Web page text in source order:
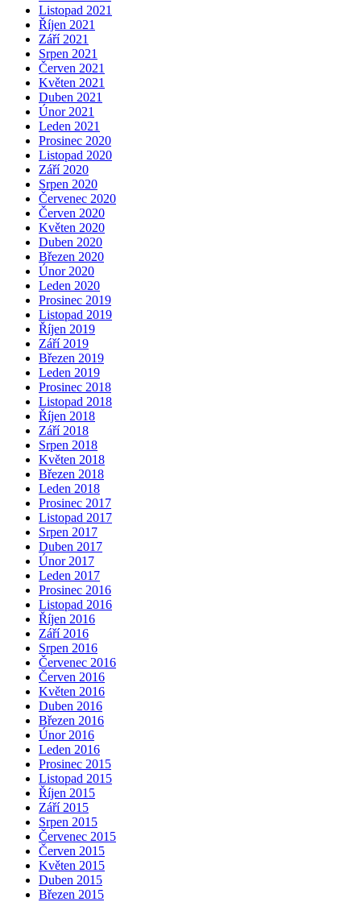
Listopad 2021
Říjen 2021
Září 2021
Srpen 2021
Červen 2021
Květen 2021
Duben 2021
Únor 2021
Leden 2021
Prosinec 2020
Listopad 2020
Září 2020
Srpen 2020
Červenec 2020
Červen 2020
Květen 2020
Duben 2020
Březen 2020
Únor 2020
Leden 2020
Prosinec 2019
Listopad 2019
Říjen 2019
Září 2019
Březen 2019
Leden 2019
Prosinec 2018
Listopad 2018
Říjen 2018
Září 2018
Srpen 2018
Květen 2018
Březen 2018
Leden 2018
Prosinec 2017
Listopad 2017
Srpen 2017
Duben 2017
Únor 2017
Leden 2017
Prosinec 2016
Listopad 2016
Říjen 2016
Září 2016
Srpen 2016
Červenec 2016
Červen 2016
Květen 2016
Duben 2016
Březen 2016
Únor 2016
Leden 2016
Prosinec 2015
Listopad 2015
Říjen 2015
Září 2015
Srpen 2015
Červenec 2015
Červen 2015
Květen 2015
Duben 2015
Březen 2015